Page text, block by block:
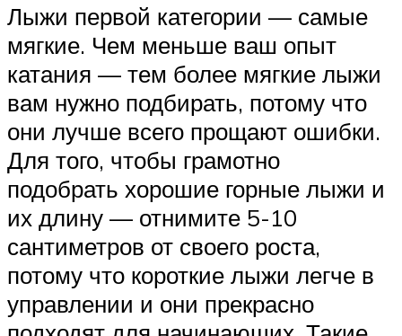
Лыжи первой категории — самые
мягкие. Чем меньше ваш опыт
катания — тем более мягкие лыжи
вам нужно подбирать, потому что
они лучше всего прощают ошибки.
Для того, чтобы грамотно
подобрать хорошие горные лыжи и
их длину — отнимите 5-10
сантиметров от своего роста,
потому что короткие лыжи легче в
управлении и они прекрасно